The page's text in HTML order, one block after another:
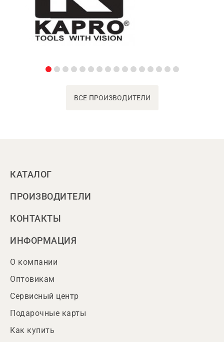
ВСЕ ПРОИЗВОДИТЕЛИ
КАТАЛОГ
ПРОИЗВОДИТЕЛИ
КОНТАКТЫ
ИНФОРМАЦИЯ
О компании
Оптовикам
Сервисный центр
Подарочные карты
Как купить